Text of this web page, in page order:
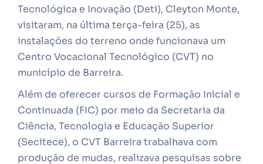
Tecnológica e Inovação (Deti), Cleyton Monte,
visitaram, na última terça-feira (25), as
instalações do terreno onde funcionava um
Centro Vocacional Tecnológico (CVT) no
município de Barreira.
Além de oferecer cursos de Formação Inicial e
Continuada (FIC) por meio da Secretaria da
Ciência, Tecnologia e Educação Superior
(Secitece), o CVT Barreira trabalhava com
produção de mudas, realizava pesquisas sobre